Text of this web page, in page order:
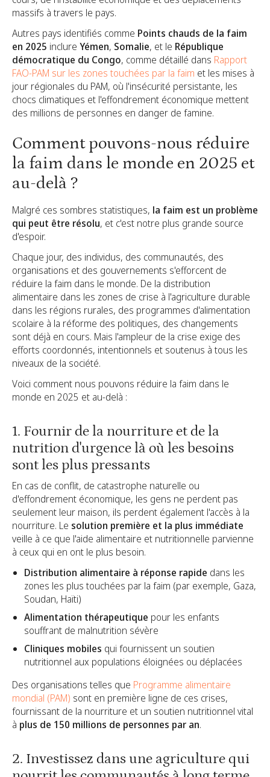
massifs à travers le pays.
Autres pays identifiés comme Points chauds de la faim
en 2025 inclure Yémen, Somalie, et le République
démocratique du Congo, comme détaillé dans Rapport
FAO-PAM sur les zones touchées par la faim et les mises à
jour régionales du PAM, où l'insécurité persistante, les
chocs climatiques et l'effondrement économique mettent
des millions de personnes en danger de famine.
Comment pouvons-nous réduire
la faim dans le monde en 2025 et
au-delà ?
Malgré ces sombres statistiques, la faim est un problème
qui peut être résolu, et c'est notre plus grande source
d'espoir.
Chaque jour, des individus, des communautés, des
organisations et des gouvernements s'efforcent de
réduire la faim dans le monde. De la distribution
alimentaire dans les zones de crise à l'agriculture durable
dans les régions rurales, des programmes d'alimentation
scolaire à la réforme des politiques, des changements
sont déjà en cours. Mais l'ampleur de la crise exige des
efforts coordonnés, intentionnels et soutenus à tous les
niveaux de la société.
Voici comment nous pouvons réduire la faim dans le
monde en 2025 et au-delà :
1. Fournir de la nourriture et de la
nutrition d'urgence là où les besoins
sont les plus pressants
En cas de conflit, de catastrophe naturelle ou
d'effondrement économique, les gens ne perdent pas
seulement leur maison, ils perdent également l'accès à la
nourriture. Le solution première et la plus immédiate
veille à ce que l'aide alimentaire et nutritionnelle parvienne
à ceux qui en ont le plus besoin.
Distribution alimentaire à réponse rapide dans les
zones les plus touchées par la faim (par exemple, Gaza,
Soudan, Haïti)
Alimentation thérapeutique pour les enfants
souffrant de malnutrition sévère
Cliniques mobiles qui fournissent un soutien
nutritionnel aux populations éloignées ou déplacées
Des organisations telles que Programme alimentaire
mondial (PAM) sont en première ligne de ces crises,
fournissant de la nourriture et un soutien nutritionnel vital
à plus de 150 millions de personnes par an.
2. Investissez dans une agriculture qui